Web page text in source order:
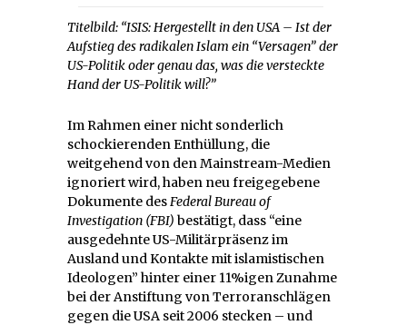
Titelbild: “ISIS: Hergestellt in den USA – Ist der
Aufstieg des radikalen Islam ein “Versagen” der
US-Politik oder genau das, was die versteckte
Hand der US-Politik will?”
Im Rahmen einer nicht sonderlich
schockierenden Enthüllung, die
weitgehend von den Mainstream-Medien
ignoriert wird, haben neu freigegebene
Dokumente desFederal Bureau of
Investigation (FBI) bestätigt, dass “eine
ausgedehnte US-Militärpräsenz im
Ausland und Kontakte mit islamistischen
Ideologen” hinter einer 11%igen Zunahme
bei der Anstiftung von Terroranschlägen
gegen die USA seit 2006 stecken – und